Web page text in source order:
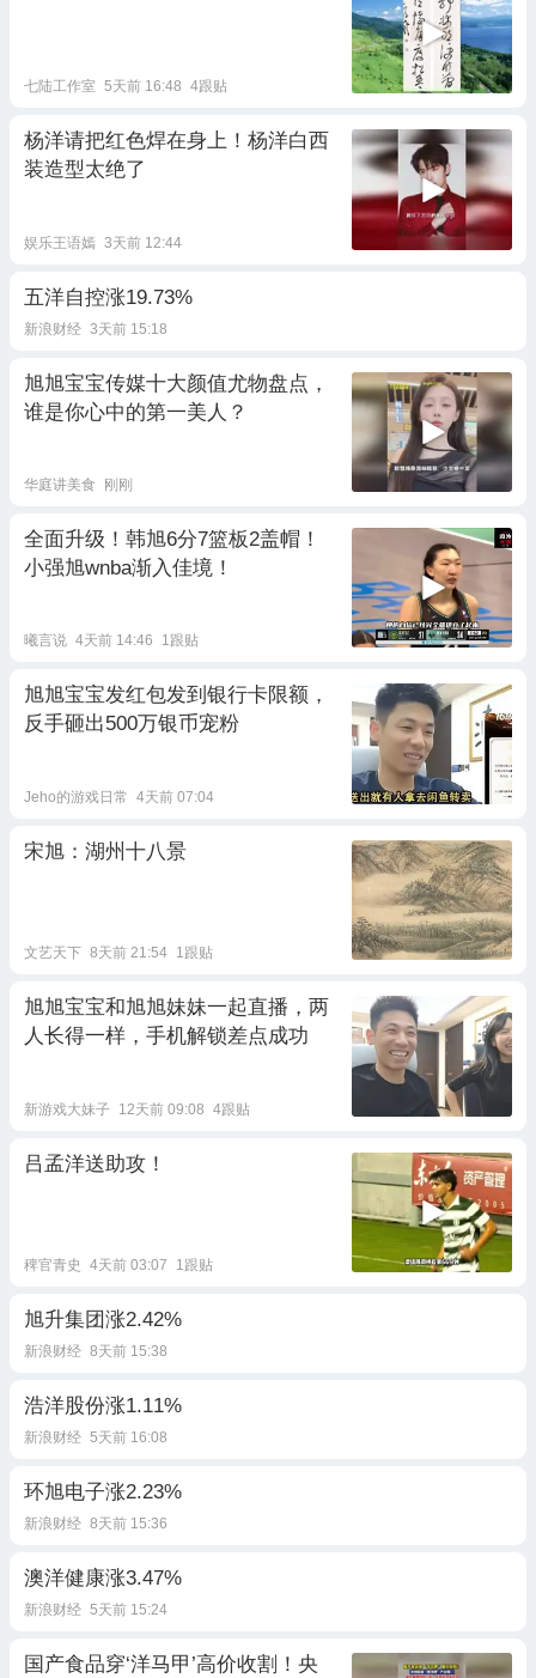
七陆工作室 5天前 16:48 4跟贴
杨洋请把红色焊在身上！杨洋白西
装造型太绝了
娱乐王语嫣 3天前 12:44
五洋自控涨19.73%
新浪财经 3天前 15:18
旭旭宝宝传媒十大颜值尤物盘点，
谁是你心中的第一美人？
华庭讲美食 刚刚
全面升级！韩旭6分7篮板2盖帽！
小强旭wnba渐入佳境！
曦言说 4天前 14:46 1跟贴
旭旭宝宝发红包发到银行卡限额，
反手砸出500万银币宠粉
Jeho的游戏日常 4天前 07:04
宋旭：湖州十八景
文艺天下 8天前 21:54 1跟贴
旭旭宝宝和旭旭妹妹一起直播，两
人长得一样，手机解锁差点成功
新游戏大妹子 12天前 09:08 4跟贴
吕孟洋送助攻！
稗官青史 4天前 03:07 1跟贴
旭升集团涨2.42%
新浪财经 8天前 15:38
浩洋股份涨1.11%
新浪财经 5天前 16:08
环旭电子涨2.23%
新浪财经 8天前 15:36
澳洋健康涨3.47%
新浪财经 5天前 15:24
国产食品穿‘洋马甲’高价收割！央